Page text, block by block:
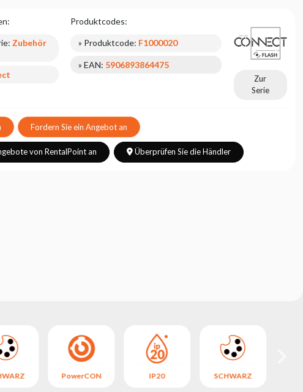
Zubehör
Produktcodes:
» Produktcode: F1000020
» EAN: 5906893864475
Zur
Serie
Fordern Sie ein Angebot an
von RentalPoint an Überprüfen Sie die Händler
PowerCON IP20 SCHWARZ